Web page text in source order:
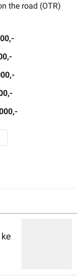
the road (OTR)